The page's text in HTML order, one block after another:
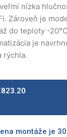
nízka
Zároveň je
do teploty -
je
rýchla.
823.20
montáže je